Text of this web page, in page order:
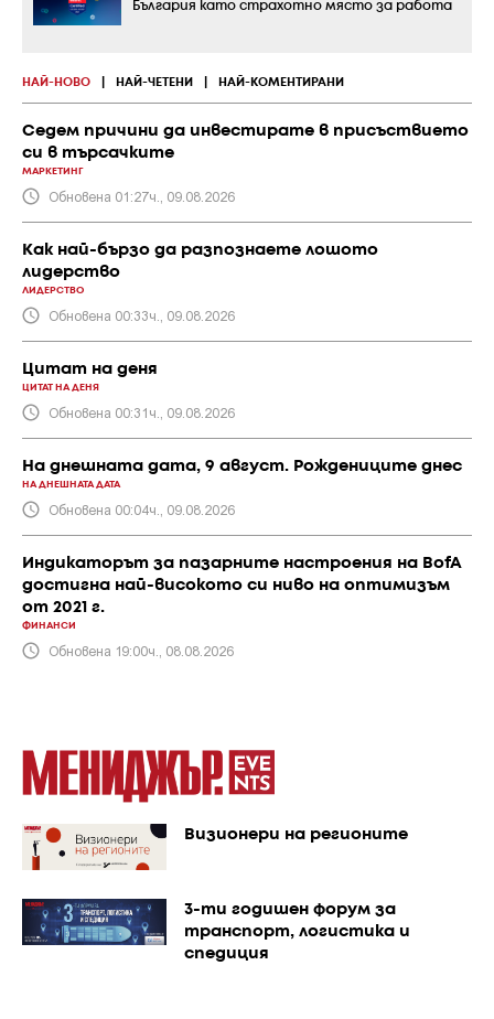
НАЙ-НОВО НАЙ-ЧЕТЕНИ НАЙ-КОМЕНТИРАНИ
Седем причини да инвестирате в присъствието
си в търсачките
МАРКЕТИНГ
Обновена 01:27ч., 09.08.2026
Как най-бързо да разпознаете лошото
лидерство
ЛИДЕРСТВО
Обновена 00:33ч., 09.08.2026
Цитат на деня
ЦИТАТ НА ДЕНЯ
Обновена 00:31ч., 09.08.2026
На днешната дата, 9 август. Рождениците днес
НА ДНЕШНАТА ДАТА
Обновена 00:04ч., 09.08.2026
Индикаторът за пазарните настроения на BofA
достигна най-високото си ниво на оптимизъм
от 2021 г.
ФИНАНСИ
Обновена 19:00ч., 08.08.2026
България като страхотно място за работа
Визионери на регионите
3-ти годишен форум за
транспорт, логистика и
спедиция